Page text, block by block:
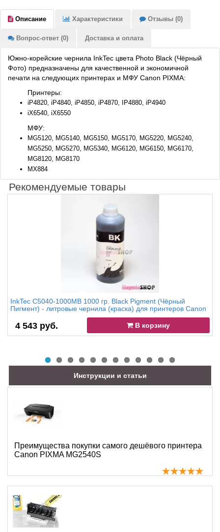
Описание Характеристики Отзывы (0)
Вопрос-ответ (0) Доставка и оплата
Южно-корейские чернила InkTec цвета Photo Black (Чёрный
Фото) предназначены для качественной и экономичной
печати на следующих принтерах и МФУ Canon PIXMA:
Принтеры:
iP4820, iP4840, iP4850, iP4870, IP4880, iP4940
iX6540, iX6550
МФУ:
MG5120, MG5140, MG5150, MG5170, MG5220, MG5240,
MG5250, MG5270, MG5340, MG6120, MG6150, MG6170,
MG8120, MG8170
MX884
Рекомендуемые товары
InkTec C5040-1000MB 1000 гр. Black Pigment (Чёрный
Пигмент) - литровые чернила (краска) для принтеров Canon
4 543 руб. В корзину
Инструкции и статьи
Преимущества покупки самого дешёвого принтера
Canon PIXMA MG2540S